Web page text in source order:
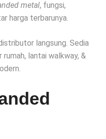
metal, fungsi,
harga terbarunya.
langsung. Sedia
rumah, lantai walkway, &